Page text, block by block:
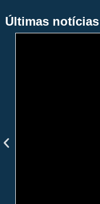
Últimas notícias